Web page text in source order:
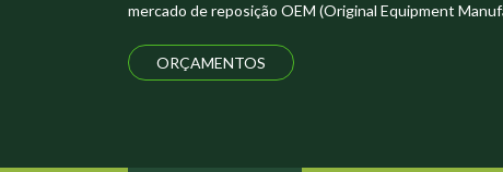
mercado de reposição OEM (Original Equipment
ORÇAMENTOS